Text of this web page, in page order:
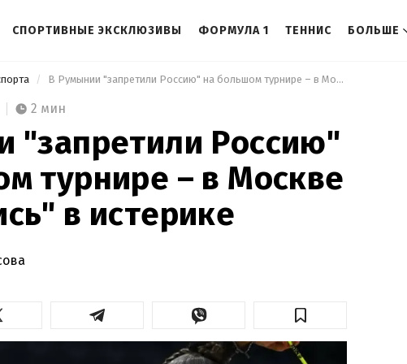
СПОРТИВНЫЕ ЭКСКЛЮЗИВЫ ФОРМУЛА 1 ТЕННИС БОЛЬШЕ
В Румынии "запретили Россию" на большом турнире – в Москве "взорвались" в истерике
2 мин
"запретили Россию"
турнире – в Москве
в истерике